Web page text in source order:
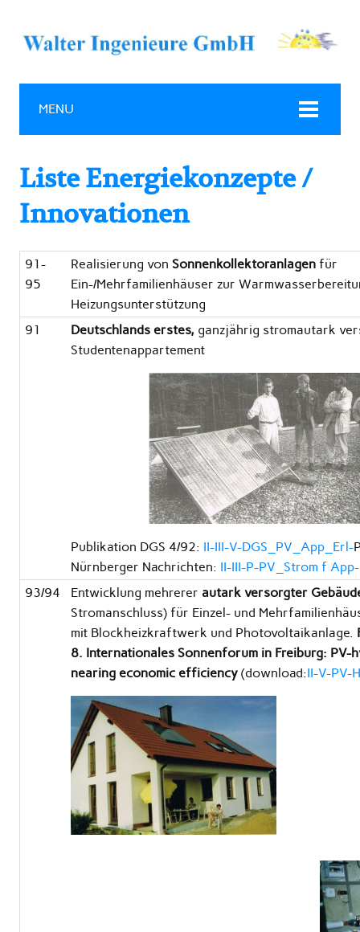
MENU
Liste Energiekonzepte /
Innovationen
91-
95
Realisierung von Sonnenkollektoranlagen für
Ein-/Mehrfamilienhäuser zur
Heizungsunterstützung
91
Deutschlands erstes, ganzjährig stromautark
Studentenappartement
Publikation DGS 4/92: II-III-V-DGS_PV_App_Erl-
Nürnberger Nachrichten: II-III-P-PV_Strom f
93/94
Entwicklung mehrerer autark versorgter
Stromanschluss) für Einzel- und
mit Blockheizkraftwerk und Photovoltaikanlage.
8. Internationales Sonnenforum in Freiburg: PV-
nearing economic efficiency(download:II-V-PV-